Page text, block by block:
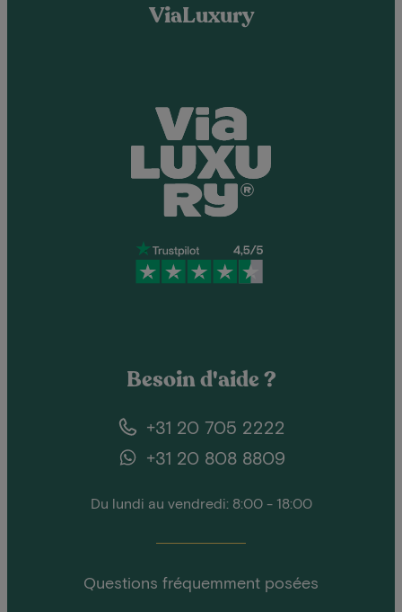
ViaLuxury
Besoin d'aide ?
+31 20 705 2222
+31 20 808 8809
Du lundi au vendredi: 8:00 - 18:00
Questions fréquemment posées